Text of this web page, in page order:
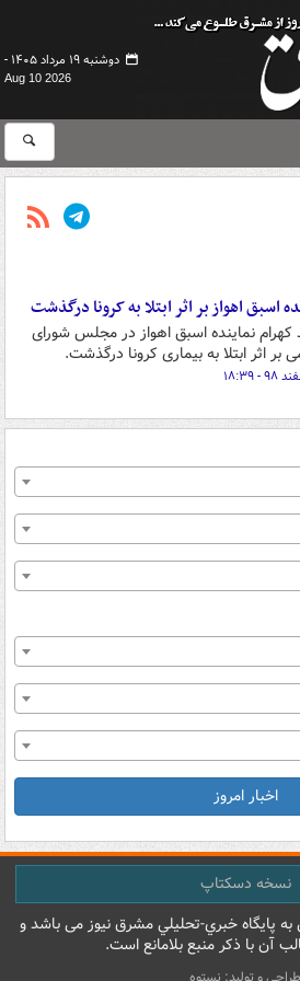
دوشنبه ۱۹ مرداد ۱۴۰۵ -
Aug 10 2026
اسبق اهواز بر اثر ابتلا به کرونا درگذشت
نماینده اسبق اهواز در مجلس شورای
بر اثر ابتلا به بیماری کرونا درگذشت.
اخبار امروز
نسخه دسکتاپ
پایگاه خبري-تحليلي مشرق نيوز می باشد و
آن با ذکر منبع بلامانع است.
طراحی و تولید: نستوه